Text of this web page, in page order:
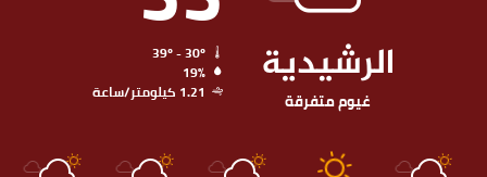
الرشيدية
غيوم متفرقة
19%
1.21 كيلومتر/ساعة